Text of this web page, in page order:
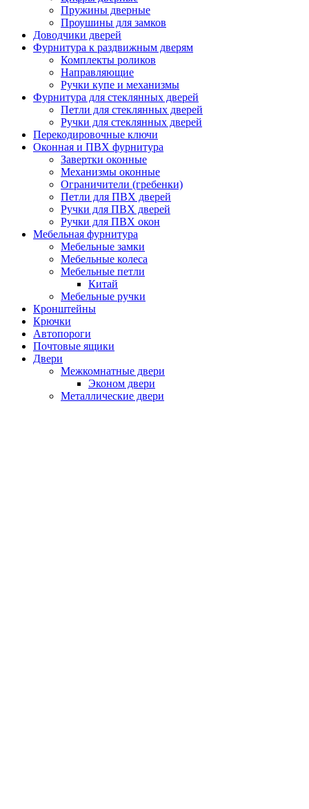
Пружины дверные
Проушины для замков
Доводчики дверей
Фурнитура к раздвижным дверям
Комплекты роликов
Направляющие
Ручки купе и механизмы
Фурнитура для стеклянных дверей
Петли для стеклянных дверей
Ручки для стеклянных дверей
Перекодировочные ключи
Оконная и ПВХ фурнитура
Завертки оконные
Механизмы оконные
Ограничители (гребенки)
Петли для ПВХ дверей
Ручки для ПВХ дверей
Ручки для ПВХ окон
Мебельная фурнитура
Мебельные замки
Мебельные колеса
Мебельные петли
Китай
Мебельные ручки
Кронштейны
Крючки
Автопороги
Почтовые ящики
Двери
Межкомнатные двери
Эконом двери
Металлические двери